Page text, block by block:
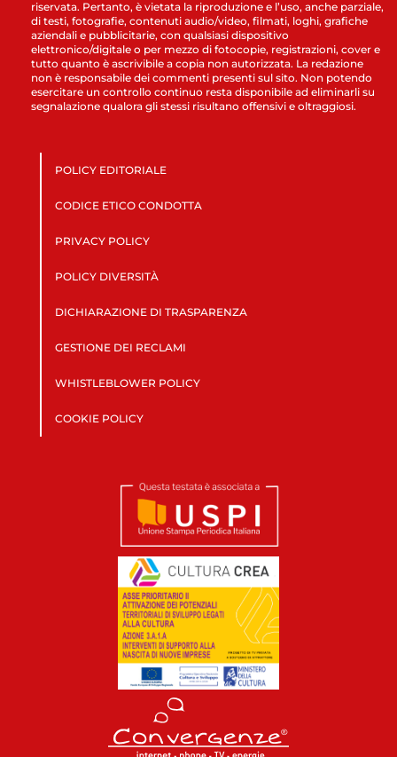
riservata. Pertanto, è vietata la riproduzione e l’uso, anche parziale,
di testi, fotografie, contenuti audio/video, filmati, loghi, grafiche
aziendali e pubblicitarie, con qualsiasi dispositivo
elettronico/digitale o per mezzo di fotocopie, registrazioni, cover e
tutto quanto è ascrivibile a copia non autorizzata. La redazione
non è responsabile dei commenti presenti sul sito. Non potendo
esercitare un controllo continuo resta disponibile ad eliminarli su
segnalazione qualora gli stessi risultano offensivi e oltraggiosi.
POLICY EDITORIALE
CODICE ETICO CONDOTTA
PRIVACY POLICY
POLICY DIVERSITÀ
DICHIARAZIONE DI TRASPARENZA
GESTIONE DEI RECLAMI
WHISTLEBLOWER POLICY
COOKIE POLICY